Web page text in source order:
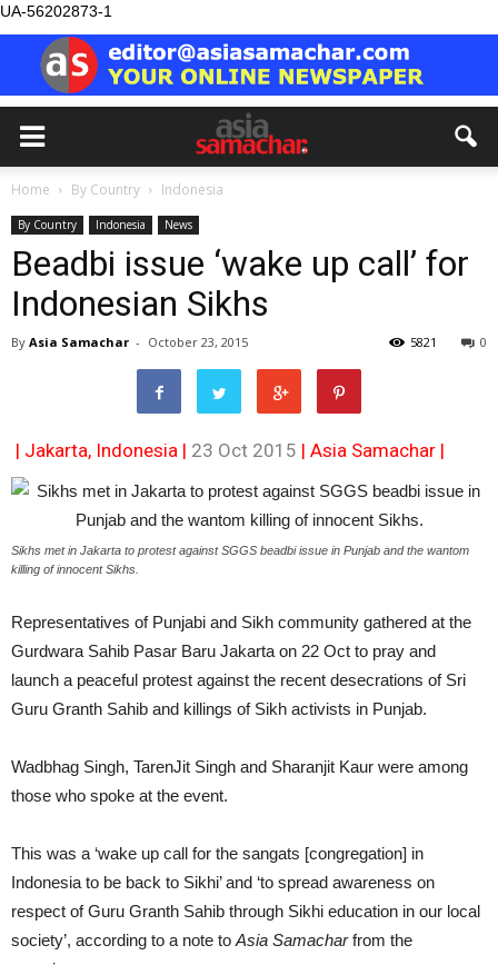
UA-56202873-1
Home By Country Indonesia
By Country Indonesia News
Beadbi issue ‘wake up call’ for
Indonesian Sikhs
By Asia Samachar - October 23, 2015 0
5821
| Jakarta, Indonesia | 23 Oct 2015 | Asia Samachar |
Sikhs met in Jakarta to protest against SGGS beadbi issue in Punjab and the wantom
killing of innocent Sikhs.
Representatives of Punjabi and Sikh community gathered at the
Gurdwara Sahib Pasar Baru Jakarta on 22 Oct to pray and
launch a peaceful protest against the recent desecrations of Sri
Guru Granth Sahib and killings of Sikh activists in Punjab.
Wadbhag Singh, TarenJit Singh and Sharanjit Kaur were among
those who spoke at the event.
This was a ‘wake up call for the sangats [congregation] in
Indonesia to be back to Sikhi’ and ‘to spread awareness on
respect of Guru Granth Sahib through Sikhi education in our local
society’, according to a note to Asia Samacharfrom the